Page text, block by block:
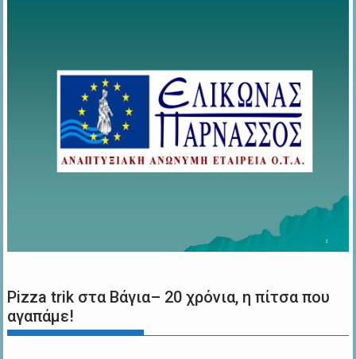
Pizza trik στα Βάγια– 20 χρόνια, η πίτσα που
αγαπάμε!